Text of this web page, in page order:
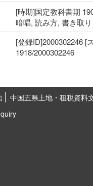
[時期]国定教科書期
暗唱, 読み方, 書き取
[登録ID]2000302246 [
1918/2000302246
中国五県土地・租税資料